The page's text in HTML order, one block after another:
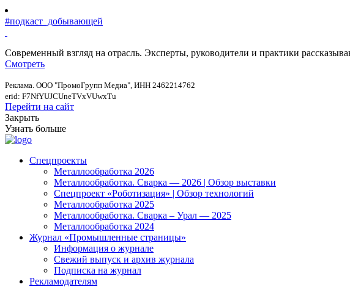
#подкаст_добывающей
Современный взгляд на отрасль. Эксперты, руководители и практики
Смотреть
Реклама. ООО "ПромоГрупп Медиа", ИНН 2462214762
erid: F7NfYUJCUneTVxVUwxTu
Перейти на сайт
Закрыть
Узнать больше
Спецпроекты
Металлообработка 2026
Металлообработка. Сварка — 2026 | Обзор выставки
Спецпроект «Роботизация» | Обзор технологий
Металлообработка 2025
Металлообработка. Сварка – Урал — 2025
Металлообработка 2024
Журнал «Промышленные страницы»
Информация о журнале
Свежий выпуск и архив журнала
Подписка на журнал
Рекламодателям